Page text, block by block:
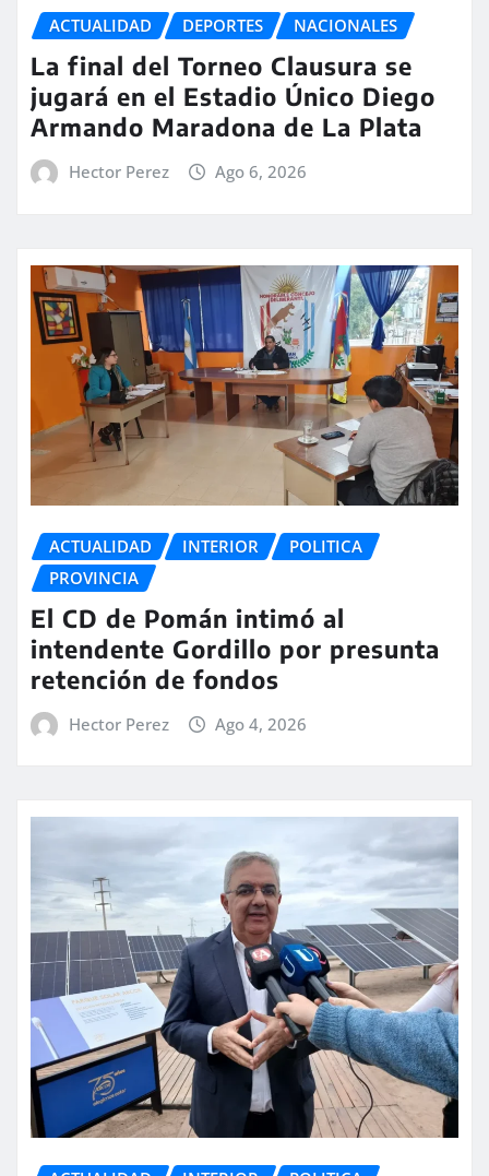
ACTUALIDAD DEPORTES NACIONALES
La final del Torneo Clausura se
jugará en el Estadio Único Diego
Armando Maradona de La Plata
Hector Perez Ago 6, 2026
ACTUALIDAD INTERIOR
POLITICA
PROVINCIA
El CD de Pomán intimó al
intendente Gordillo por presunta
retención de fondos
Hector Perez Ago 4, 2026